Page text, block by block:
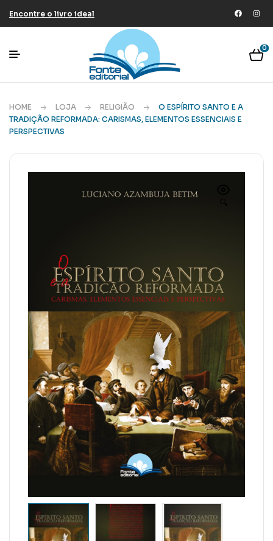
Encontre o livro ideal
0
HOME LOJA RELIGIÃO
O ESPÍRITO SANTO E A
TRADIÇÃO REFORMADA: CARISMAS, ELEMENTOS ESSENCIAIS E
PERSPECTIVAS